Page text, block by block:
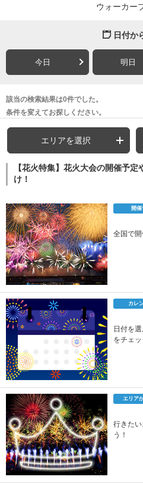
ウォーカー
日付か
今日 明日
該当の検索結果は0件でした。
条件を変えてお探しください。
エリアを選択
【花火特集】花火大会の開催予
け！
開催
全国で
カレ
日付を
をチェッ
エリア
行きた
う！